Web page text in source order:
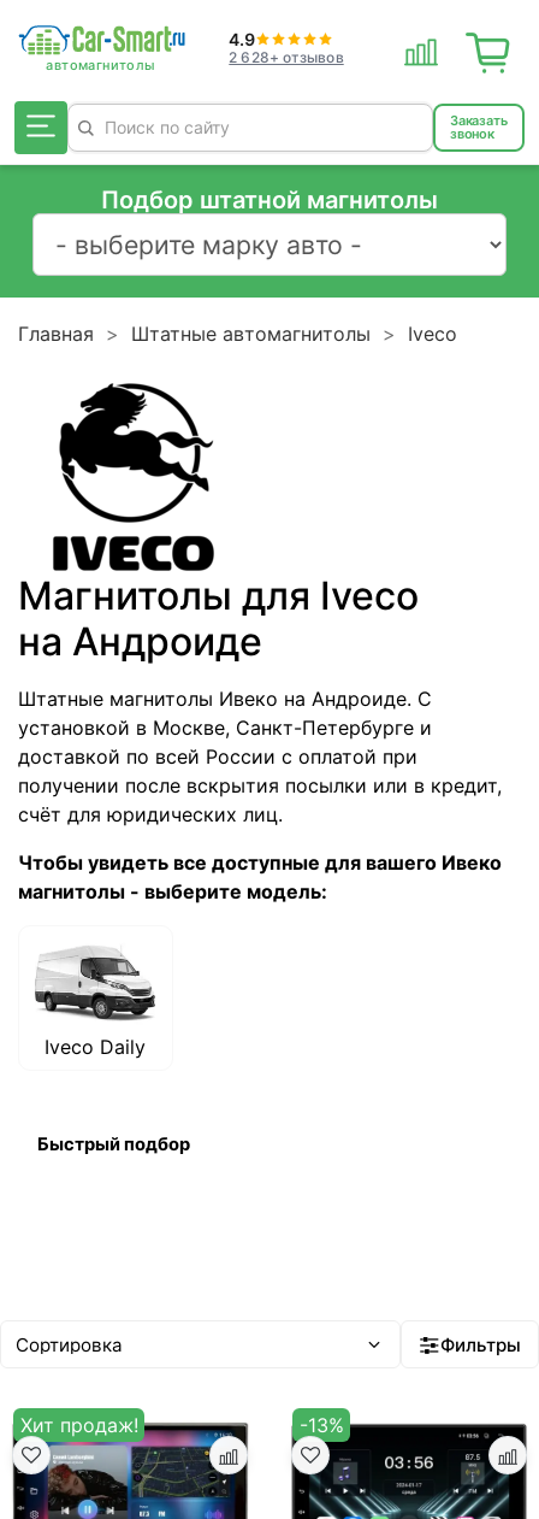
4.9
2 628+ отзывов
Заказать
звонок
Подбор штатной магнитолы
Главная Штатные автомагнитолы Iveco
Магнитолы для Iveco
на Андроиде
Штатные магнитолы Ивеко на Андроиде. С
установкой в Москве, Санкт-Петербурге и
доставкой по всей России с оплатой при
получении после вскрытия посылки или в кредит,
счёт для юридических лиц.
Чтобы увидеть все доступные для вашего Ивеко
магнитолы - выберите модель:
Iveco Daily
Быстрый подбор
Фильтры
Хит продаж! -13%